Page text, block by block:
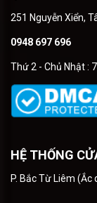
251 Nguyễn Xiển,
0948 697 696
Thứ 2 - Chủ Nhật :
HỆ THỐNG
P. Bắc Từ Liêm (Ắc